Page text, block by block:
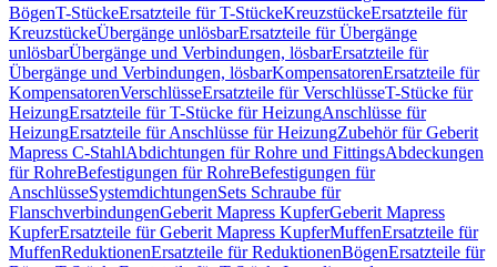
BögenT-StückeErsatzteile für T-StückeKreuzstückeErsatzteile für
KreuzstückeÜbergänge unlösbarErsatzteile für Übergänge
unlösbarÜbergänge und Verbindungen, lösbarErsatzteile für
Übergänge und Verbindungen, lösbarKompensatorenErsatzteile für
KompensatorenVerschlüsseErsatzteile für VerschlüsseT-Stücke für
HeizungErsatzteile für T-Stücke für HeizungAnschlüsse für
HeizungErsatzteile für Anschlüsse für HeizungZubehör für Geberit
Mapress C-StahlAbdichtungen für Rohre und FittingsAbdeckungen
für RohreBefestigungen für RohreBefestigungen für
AnschlüsseSystemdichtungenSets Schraube für
FlanschverbindungenGeberit Mapress KupferGeberit Mapress
KupferErsatzteile für Geberit Mapress KupferMuffenErsatzteile für
MuffenReduktionenErsatzteile für ReduktionenBögenErsatzteile für